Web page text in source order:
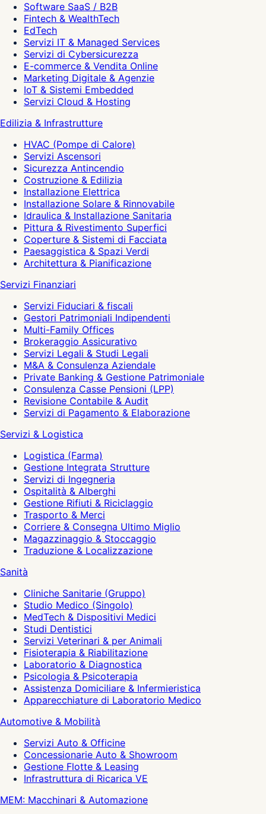
Software SaaS / B2B
Fintech & WealthTech
EdTech
Servizi IT & Managed Services
Servizi di Cybersicurezza
E-commerce & Vendita Online
Marketing Digitale & Agenzie
IoT & Sistemi Embedded
Servizi Cloud & Hosting
Edilizia & Infrastrutture
HVAC (Pompe di Calore)
Servizi Ascensori
Sicurezza Antincendio
Costruzione & Edilizia
Installazione Elettrica
Installazione Solare & Rinnovabile
Idraulica & Installazione Sanitaria
Pittura & Rivestimento Superfici
Coperture & Sistemi di Facciata
Paesaggistica & Spazi Verdi
Architettura & Pianificazione
Servizi Finanziari
Servizi Fiduciari & fiscali
Gestori Patrimoniali Indipendenti
Multi-Family Offices
Brokeraggio Assicurativo
Servizi Legali & Studi Legali
M&A & Consulenza Aziendale
Private Banking & Gestione Patrimoniale
Consulenza Casse Pensioni (LPP)
Revisione Contabile & Audit
Servizi di Pagamento & Elaborazione
Servizi & Logistica
Logistica (Farma)
Gestione Integrata Strutture
Servizi di Ingegneria
Ospitalità & Alberghi
Gestione Rifiuti & Riciclaggio
Trasporto & Merci
Corriere & Consegna Ultimo Miglio
Magazzinaggio & Stoccaggio
Traduzione & Localizzazione
Sanità
Cliniche Sanitarie (Gruppo)
Studio Medico (Singolo)
MedTech & Dispositivi Medici
Studi Dentistici
Servizi Veterinari & per Animali
Fisioterapia & Riabilitazione
Laboratorio & Diagnostica
Psicologia & Psicoterapia
Assistenza Domiciliare & Infermieristica
Apparecchiature di Laboratorio Medico
Automotive & Mobilità
Servizi Auto & Officine
Concessionarie Auto & Showroom
Gestione Flotte & Leasing
Infrastruttura di Ricarica VE
MEM: Macchinari & Automazione